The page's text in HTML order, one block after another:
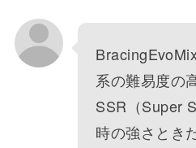
系の難易度の
SSR（Super
時の強さとき